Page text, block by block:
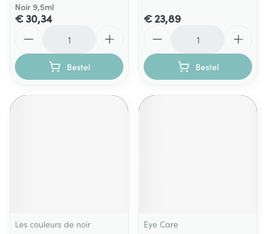
Noir 9,5ml
€ 30,34
Bestel
€ 23,89
Bestel
Les couleurs de noir
Eye Care